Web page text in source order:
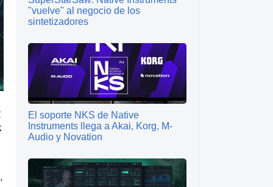
"vuelve" al negocio de los
sintetizadores
El soporte NKS de Native
Instruments llega a Akai, Korg, M-
Audio y Novation